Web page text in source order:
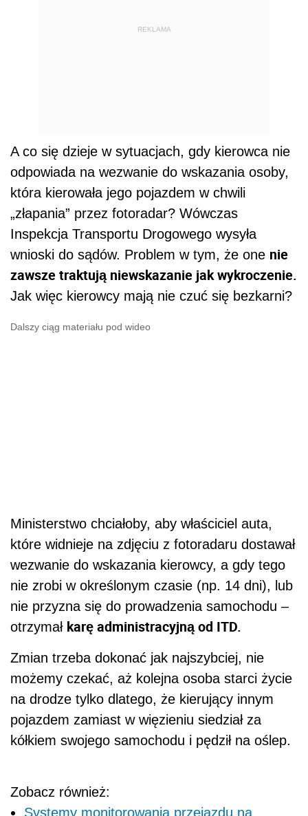
REKLAMA
A co się dzieje w sytuacjach, gdy kierowca nie
odpowiada na wezwanie do wskazania osoby,
która kierowała jego pojazdem w chwili
„złapania” przez fotoradar? Wówczas
Inspekcja Transportu Drogowego wysyła
wnioski do sądów. Problem w tym, że one nie
zawsze traktują niewskazanie jak wykroczenie.
Jak więc kierowcy mają nie czuć się bezkarni?
Dalszy ciąg materiału pod wideo
Ministerstwo chciałoby, aby właściciel auta,
które widnieje na zdjęciu z fotoradaru dostawał
wezwanie do wskazania kierowcy, a gdy tego
nie zrobi w określonym czasie (np. 14 dni), lub
nie przyzna się do prowadzenia samochodu –
otrzymał karę administracyjną od ITD.
Zmian trzeba dokonać jak najszybciej, nie
możemy czekać, aż kolejna osoba starci życie
na drodze tylko dlatego, że kierujący innym
pojazdem zamiast w więzieniu siedział za
kółkiem swojego samochodu i pędził na oślep.
Zobacz również:
Systemy monitorowania przejazdu na